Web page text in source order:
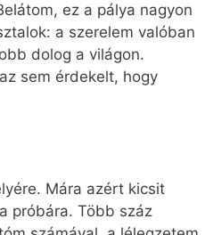
ez a pálya nagyon
a szerelem valóban
dolog a világon.
sem érdekelt, hogy
Mára azért kicsit
próbára. Több száz